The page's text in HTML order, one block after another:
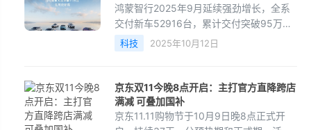
鸿蒙智行2025年9月延续强劲增长，全系
交付新车52916台，累计交付突破95万
台。成交均价稳居新势力榜首，实现量价
齐飞。9月新车大定超11万台创新高。国庆
科技 2025年10月12日
京东双11今晚8点开启：主打官方直降跨店
满减 可叠加国补
京东11.11购物节于10月9日晚8点正式开